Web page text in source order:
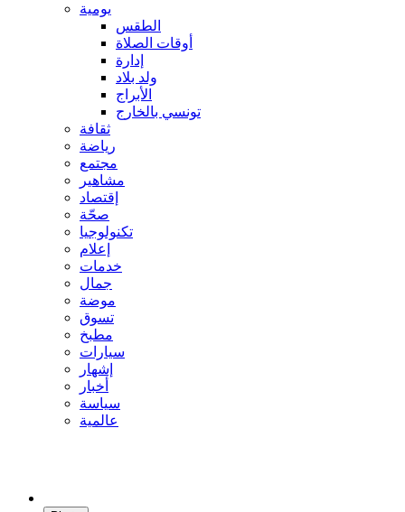
يومية
الطقس
أوقات الصلاة
إدارة
ولد بلاد
الأبراج
تونسي بالخارج
ثقافة
رياضة
مجتمع
مشاهير
إقتصاد
صحّة
تكنولوجيا
إعلام
خدمات
جمال
موضة
تسوق
مطبخ
سيارات
إشهار
أخبار
سياسة
عالمية